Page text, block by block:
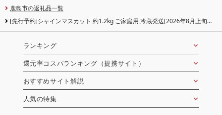
鹿島市の返礼品一覧
[先行予約]シャインマスカット 約1.2kg ご家庭用 冷蔵発送[2026年8月上旬以
ランキング
還元率コスパランキング（提携サイト）
おすすめサイト解説
人気の特集